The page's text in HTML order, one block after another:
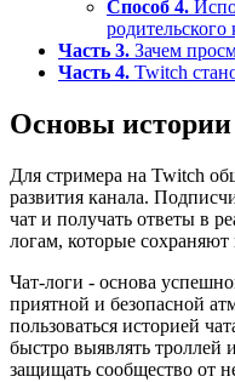
Способ 4.
Часть 3. Зачем
Часть 4. Twitch
Основы
Для стримера на Twitch
развития канала.
чат и получать ответы в
логам, которые
Чат-логи - основа
приятной и безопасной
пользоваться историей
быстро выявлять
защищать сообщество от